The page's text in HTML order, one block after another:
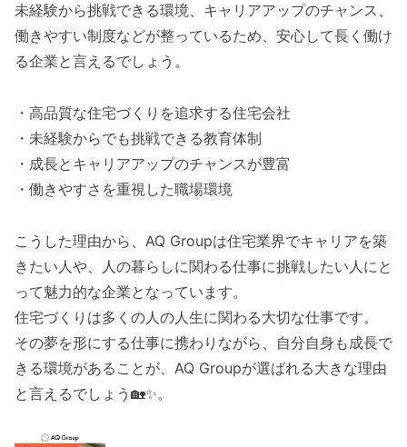
未経験から挑戦できる環境、キャリアアップのチャンス、
働きやすい制度などが整っているため、安心して長く働け
る企業と言えるでしょう。
・高品質な住宅づくりを追求する住宅会社
・未経験からでも挑戦できる教育体制
・成長とキャリアアップのチャンスが豊富
・働きやすさを重視した職場環境
こうした理由から、AQ Groupは住宅業界でキャリアを築
きたい人や、人の暮らしに関わる仕事に挑戦したい人にと
って魅力的な企業となっています。
住宅づくりは多くの人の人生に関わる大切な仕事です。
その夢を形にする仕事に携わりながら、自分自身も成長で
きる環境があることが、AQ Groupが選ばれる大きな理由
と言えるでしょう🏡✨。